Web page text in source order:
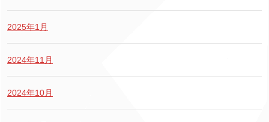
2025年1月
2024年11月
2024年10月